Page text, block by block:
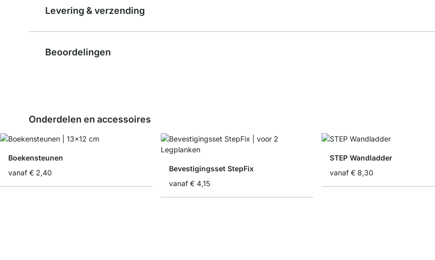
Levering & verzending
Beoordelingen
Onderdelen en accessoires
Boekensteunen
vanaf € 2,40
Bevestigingsset StepFix
vanaf € 4,15
STEP Wandladder
vanaf € 8,30